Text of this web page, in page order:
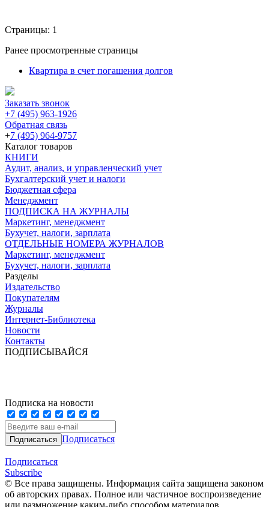
Страницы: 1
Ранее просмотренные страницы
Квартира в счет погашения долгов
Заказать звонок
+7 (495) 963-1926
Обратная связь
+7 (495) 964-9757
Каталог товаров
КНИГИ
Аудит, анализ, и управленческий учет
Бухгалтерский учет и налоги
Бюджетная сфера
Менеджмент
ПОДПИСКА НА ЖУРНАЛЫ
Маркетинг, менеджмент
Бухучет, налоги, зарплата
ОТДЕЛЬНЫЕ НОМЕРА ЖУРНАЛОВ
Маркетинг, менеджмент
Бухучет, налоги, зарплата
Разделы
Издательство
Покупателям
Журналы
Интернет-Библиотека
Новости
Контакты
ПОДПИСЫВАЙСЯ
Подписка на новости
Подписаться
Подписаться
Subscribe
© Все права защищены. Информация сайта защищена законом
об авторских правах. Полное или частичное воспроизведение
или размножение каким-либо способом материалов